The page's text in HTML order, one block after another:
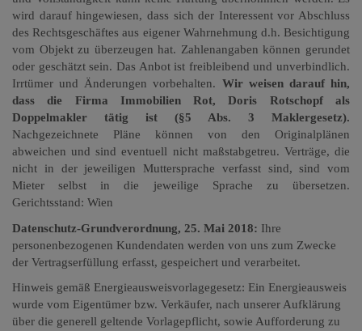
wird darauf hingewiesen, dass sich der Interessent vor Abschluss
des Rechtsgeschäftes aus eigener Wahrnehmung d.h. Besichtigung
vom Objekt zu überzeugen hat. Zahlenangaben können gerundet
oder geschätzt sein. Das Anbot ist freibleibend und unverbindlich.
Irrtümer und Änderungen vorbehalten. Wir weisen darauf hin,
dass die Firma Immobilien Rot, Doris Rotschopf als
Doppelmakler tätig ist (§5 Abs. 3 Maklergesetz).
Nachgezeichnete Pläne können von den Originalplänen
abweichen und sind eventuell nicht maßstabgetreu. Verträge, die
nicht in der jeweiligen Muttersprache verfasst sind, sind vom
Mieter selbst in die jeweilige Sprache zu übersetzen.
Gerichtsstand: Wien
Datenschutz-Grundverordnung, 25. Mai 2018: Ihre
personenbezogenen Kundendaten werden von uns zum Zwecke
der Vertragserfüllung erfasst, gespeichert und verarbeitet.
Hinweis gemäß Energieausweisvorlagegesetz: Ein Energieausweis
wurde vom Eigentümer bzw. Verkäufer, nach unserer Aufklärung
über die generell geltende Vorlagepflicht, sowie Aufforderung zu